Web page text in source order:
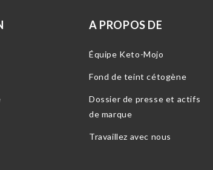
A PROPOS DE
Équipe Keto-Mojo
Fond de teint cétogène
Dossier de presse et actifs
de marque
Travaillez avec nous